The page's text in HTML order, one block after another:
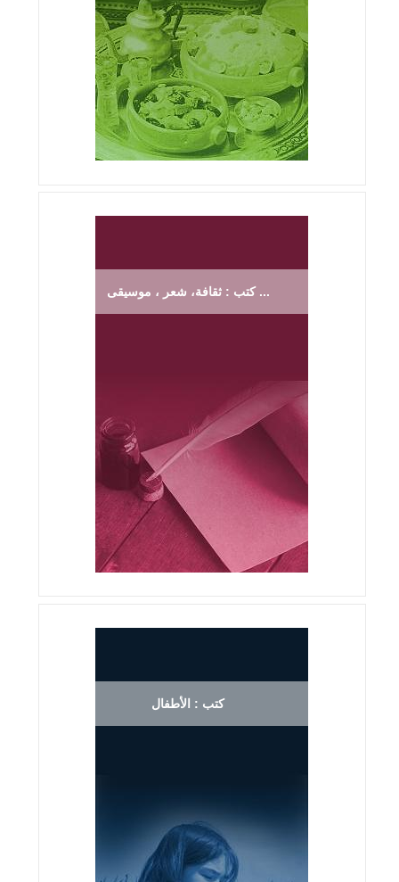
كتب : ثقافة، شعر ، موسيقى ...
كتب : الأطفال